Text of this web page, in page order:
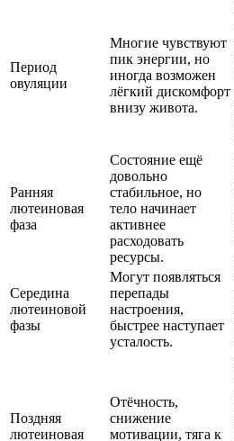
Период
овуляции
Многие чувствуют
пик энергии, но
иногда возможен
лёгкий дискомфорт
внизу живота.
Ранняя
лютеиновая
фаза
Состояние ещё
довольно
стабильное, но
тело начинает
активнее
расходовать
ресурсы.
Середина
лютеиновой
фазы
Могут появляться
перепады
настроения,
быстрее наступает
усталость.
Поздняя
лютеиновая
Отёчность,
снижение
мотивации, тяга к